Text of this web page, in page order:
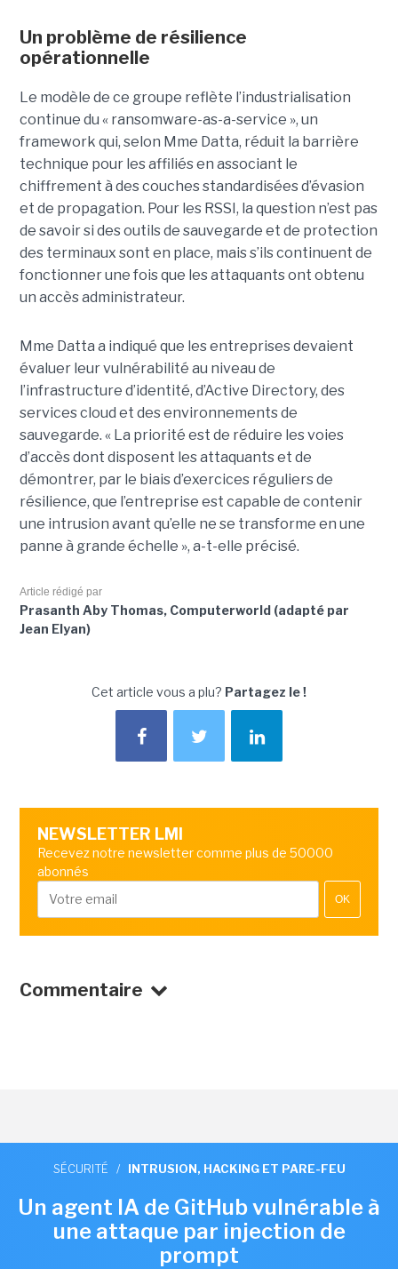
Un problème de résilience
opérationnelle
Le modèle de ce groupe reflète l’industrialisation
continue du « ransomware-as-a-service », un
framework qui, selon Mme Datta, réduit la barrière
technique pour les affiliés en associant le
chiffrement à des couches standardisées d’évasion
et de propagation. Pour les RSSI, la question n’est pas
de savoir si des outils de sauvegarde et de protection
des terminaux sont en place, mais s’ils continuent de
fonctionner une fois que les attaquants ont obtenu
un accès administrateur.
Mme Datta a indiqué que les entreprises devaient
évaluer leur vulnérabilité au niveau de
l’infrastructure d’identité, d’Active Directory, des
services cloud et des environnements de
sauvegarde. « La priorité est de réduire les voies
d’accès dont disposent les attaquants et de
démontrer, par le biais d’exercices réguliers de
résilience, que l’entreprise est capable de contenir
une intrusion avant qu’elle ne se transforme en une
panne à grande échelle », a-t-elle précisé.
Article rédigé par
Prasanth Aby Thomas, Computerworld (adapté par
Jean Elyan)
Cet article vous a plu? Partagez le !
NEWSLETTER LMI
Recevez notre newsletter comme plus de 50000
abonnés
OK
Commentaire
SÉCURITÉ / INTRUSION, HACKING ET PARE-FEU
Un agent IA de GitHub vulnérable à
une attaque par injection de
prompt